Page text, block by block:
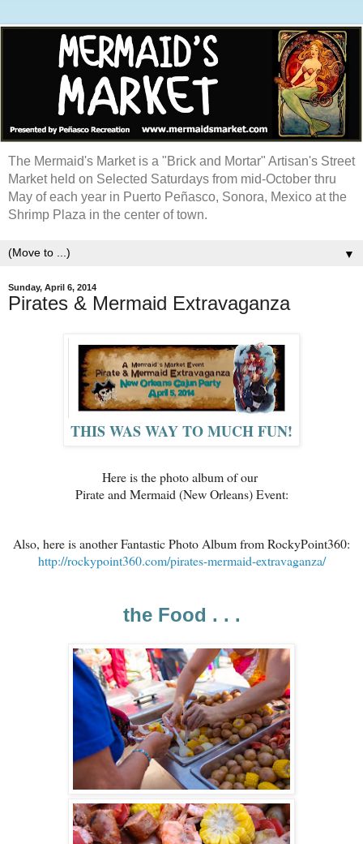
The Mermaid's Market is a "Brick and Mortar" Artisan's Street
Market held on Selected Saturdays from mid-October thru
May of each year in Puerto Peñasco, Sonora, Mexico at the
Shrimp Plaza in the center of town.
▼
Sunday, April 6, 2014
Pirates & Mermaid Extravaganza
THIS WAS WAY TO MUCH FUN!
Here is the photo album of our
Pirate and Mermaid (New Orleans) Event:
Also, here is another Fantastic Photo Album from RockyPoint360:
http://rockypoint360.com/pirates-mermaid-extravaganza/
the Food . . .